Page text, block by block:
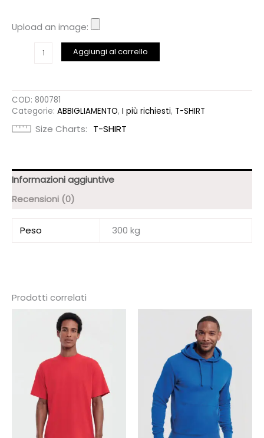
Upload an image:
VICTOR
IN
CHRIST"
Aggiungi al carrello
COD: 800781
Categorie: ABBIGLIAMENTO, I più richiesti, T-SHIRT
Size Charts T-SHIRT
Informazioni aggiuntive
Recensioni (0)
Peso 300 kg
Prodotti correlati